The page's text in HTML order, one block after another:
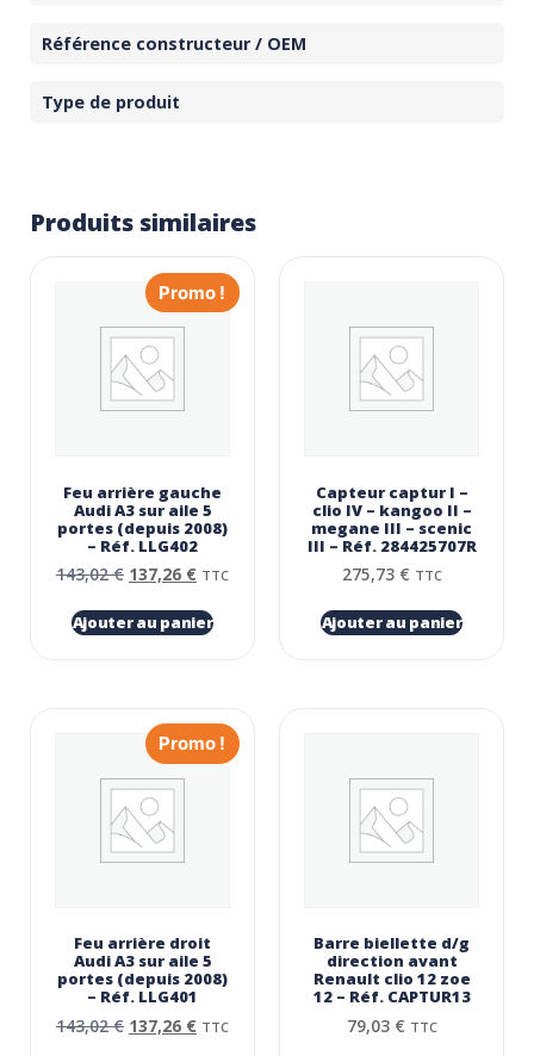
Référence constructeur / OEM
Type de produit
Produits similaires
Promo !
Feu arrière gauche
Audi A3 sur aile 5
portes (depuis 2008)
– Réf. LLG402
143,02€ 137,26 € TTC
Ajouter au panier
Capteur captur I –
clio IV – kangoo II –
megane III – scenic
III – Réf. 284425707R
275,73 € TTC
Ajouter au panier
Promo !
Feu arrière droit
Audi A3 sur aile 5
portes (depuis 2008)
– Réf. LLG401
143,02€ 137,26 € TTC
Barre biellette d/g
direction avant
Renault clio 12 zoe
12 – Réf. CAPTUR13
79,03 € TTC